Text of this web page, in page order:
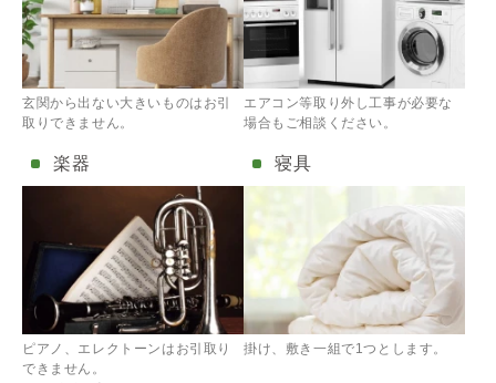
玄関から出ない大きいものはお引
取りできません。
エアコン等取り外し工事が必要な
場合もご相談ください。
楽器
ピアノ、エレクトーンはお引取り
できません。
寝具
掛け、敷き一組で1つとします。